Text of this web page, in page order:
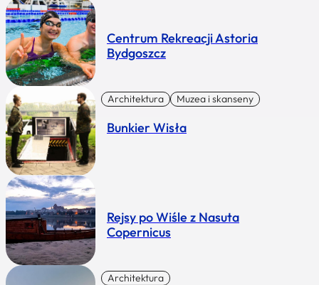
Centrum Rekreacji Astoria
Bydgoszcz
Architektura Muzea i skanseny
Bunkier Wisła
Rejsy po Wiśle z Nasuta
Copernicus
Architektura